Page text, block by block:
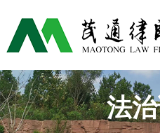
网站首页
专业领域 法